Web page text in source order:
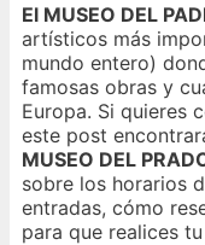
El MUSEO DEL
artísticos más
mundo entero)
famosas obras y
Europa. Si quieres
este post
MUSEO DEL
sobre los horarios
entradas, cómo
para que realices